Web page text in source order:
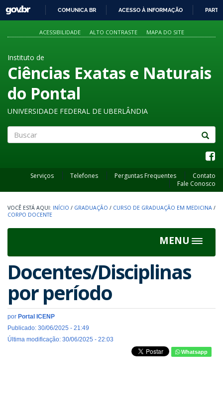
PARA
O
GOVBR
COMUNICA BR ACESSO À INFORMAÇÃO
ACESSIBILIDADE ALTO CONTRASTE MAPA DO SITE
Instituto de
Ciências Exatas e Naturais
do Pontal
UNIVERSIDADE FEDERAL DE UBERLÂNDIA
Serviços Telefones Perguntas Frequentes
Contato
Fale Conosco
INÍCIO / GRADUAÇÃO / CURSO DE GRADUAÇÃO EM MEDICINA /
CORPO DOCENTE
MENU
Toggle
Docentes/Disciplinas
por período
por Portal ICENP
Publicado: 30/06/2025 - 21:49
Última modificação: 30/06/2025 - 22:03
Whatsapp